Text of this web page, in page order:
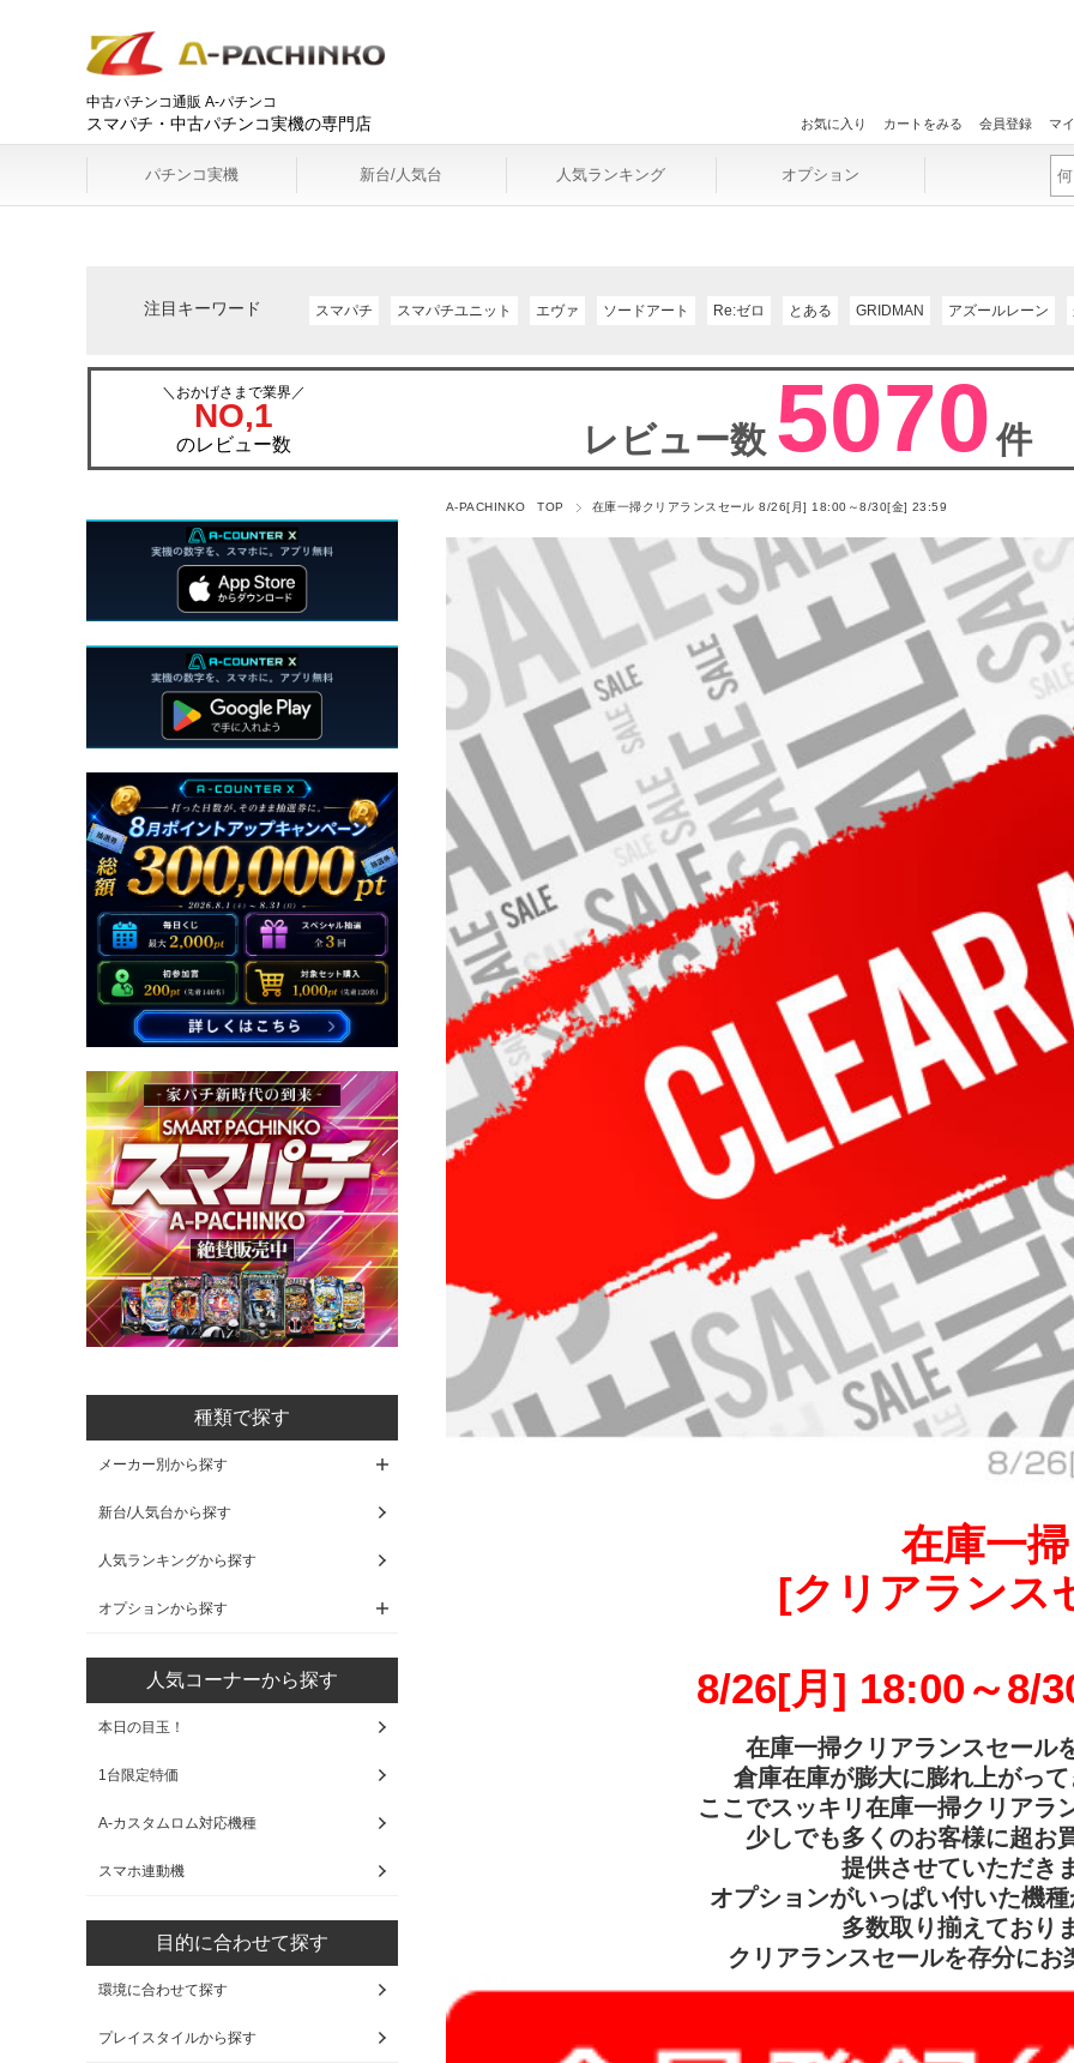
中古パチンコ通販 A-パチンコ
スマパチ・中古パチンコ実機の専門店 お気に入り カートをみる 会員登録 マ
パチンコ実機 新台/人気台 人気ランキング オプション
注目キーワード スマパチ スマパチユニット エヴァ ソードアート Re:ゼロ とある GRIDMAN アズールレーン
＼おかげさまで業界／
NO,1
のレビュー数 レビュー数 5070件
A-PACHINKO TOP 在庫一掃クリアランスセール 8/26[月] 18:00～8/30[金] 23:59
在庫一掃
[クリアランス
8/26[月] 18:00～8/
在庫一掃クリアランスセール
倉庫在庫が膨大に膨れ上がっ
ここでスッキリ在庫一掃クリアラ
少しでも多くのお客様に超お
提供させていただき
オプションがいっぱい付いた機
多数取り揃えており
クリアランスセールを存分にお
種類で探す
メーカー別から探す
新台/人気台から探す
人気ランキングから探す
オプションから探す
人気コーナーから探す
本日の目玉！
1台限定特価
A-カスタムロム対応機種
スマホ連動機
目的に合わせて探す
環境に合わせて探す
プレイスタイルから探す